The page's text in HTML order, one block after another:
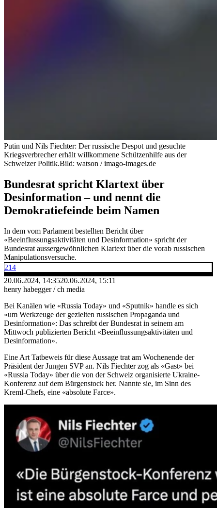
Putin und Nils Fiechter: Der russische Despot und gesuchte
Kriegsverbrecher erhält willkommene Schützenhilfe aus der
Schweizer Politik.Bild: watson / imago-images.de
Bundesrat spricht Klartext über
Desinformation – und nennt die
Demokratiefeinde beim Namen
In dem vom Parlament bestellten Bericht über
«Beeinflussungsaktivitäten und Desinformation» spricht der
Bundesrat aussergewöhnlichen Klartext über die vorab russischen
Manipulationsversuche.
214
20.06.2024, 14:3520.06.2024, 15:11
henry habegger / ch media
Bei Kanälen wie «Russia Today» und «Sputnik» handle es sich
«um Werkzeuge der gezielten russischen Propaganda und
Desinformation»: Das schreibt der Bundesrat in seinem am
Mittwoch publizierten Bericht «Beeinflussungsaktivitäten und
Desinformation».
Eine Art Tatbeweis für diese Aussage trat am Wochenende der
Präsident der Jungen SVP an. Nils Fiechter zog als «Gast» bei
«Russia Today» über die von der Schweiz organisierte Ukraine-
Konferenz auf dem Bürgenstock her. Nannte sie, im Sinn des
Kreml-Chefs, eine «absolute Farce».